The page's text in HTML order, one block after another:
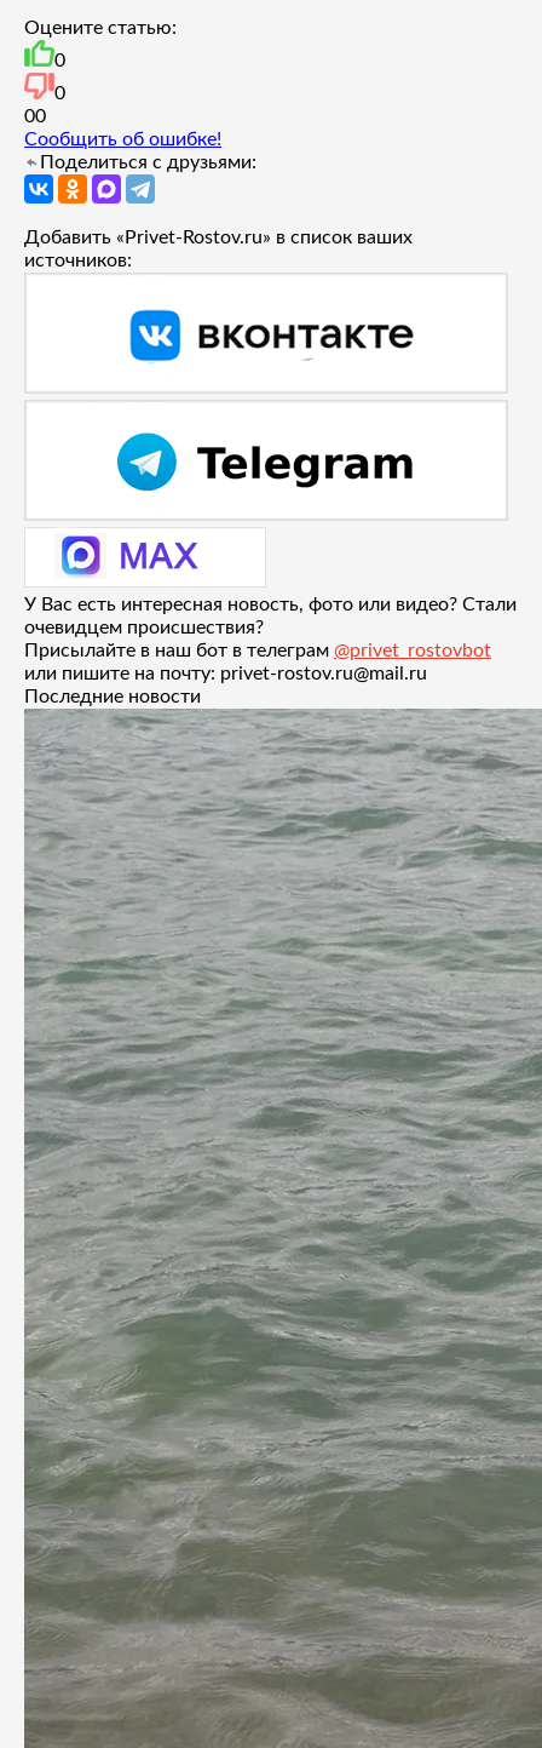
Оцените статью:
0
0
00
Сообщить об ошибке!
Поделиться с друзьями:
Добавить «Privet-Rostov.ru» в список ваших
источников:
У Вас есть интересная новость, фото или видео? Стали
очевидцем происшествия?
Присылайте в наш бот в телеграм @privet_rostovbot
или пишите на почту: privet-rostov.ru@mail.ru
Последние новости